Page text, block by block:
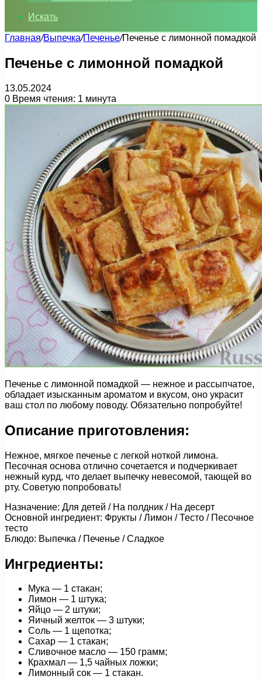
Искать
Главная/Выпечка/Печенье/Печенье с лимонной помадкой
Печенье с лимонной помадкой
13.05.2024
0 Время чтения: 1 минута
Печенье с лимонной помадкой — нежное и рассыпчатое,
обладает изысканным ароматом и вкусом, оно украсит
ваш стол по любому поводу. Обязательно попробуйте!
Описание приготовления:
Нежное, мягкое печенье с легкой ноткой лимона.
Песочная основа отлично сочетается и подчеркивает
нежный курд, что делает выпечку невесомой, тающей во
рту. Советую попробовать!
Назначение: Для детей / На полдник / На десерт
Основной ингредиент: Фрукты / Лимон / Тесто / Песочное
тесто
Блюдо: Выпечка / Печенье / Сладкое
Ингредиенты:
Мука — 1 стакан;
Лимон — 1 штука;
Яйцо — 2 штуки;
Яичный желток — 3 штуки;
Соль — 1 щепотка;
Сахар — 1 стакан;
Сливочное масло — 150 грамм;
Крахмал — 1,5 чайных ложки;
Лимонный сок — 1 стакан.